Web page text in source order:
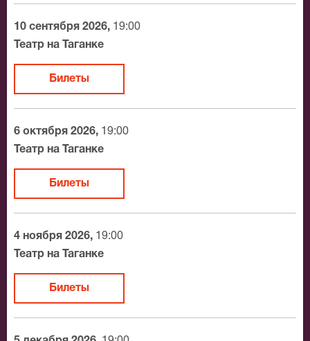
адрес доставки.
Официальные билеты на Корова
После бронирования билетов, ожидайте доставку по
доставка билетов осуществляется в пределах МКАД
возле метро или в пешей доступности. Оплатить
заказ Вы можете с помощью:
Банковской картой
Наличными
Яндекс.Деньги
Qiwi
BitCoin
На нашем сайте всегда большой выбор билетов в
разные категории зрительного зала Театр на Таганке.
10 сентября 2026, 19:00
Театр на Таганке
Билеты
6 октября 2026, 19:00
Театр на Таганке
Билеты
4 ноября 2026, 19:00
Театр на Таганке
Билеты